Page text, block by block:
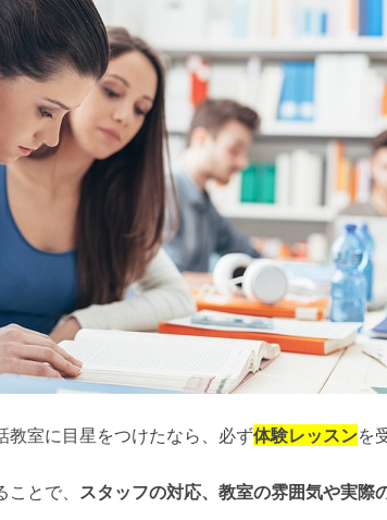
教室に目星をつけたなら、必ず体験レッスンを
とで、 スタッフの対応、教室の雰囲気や実際